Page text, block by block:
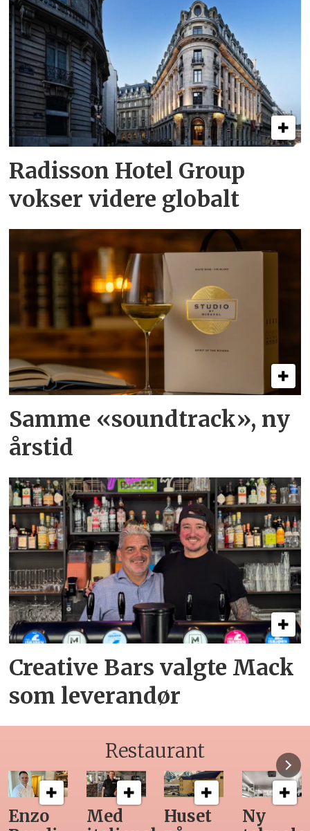
Radisson Hotel Group
vokser videre globalt
Samme «soundtrack», ny
årstid
Creative Bars valgte Mack
som leverandør
Restaurant
Med
Huset
Ny